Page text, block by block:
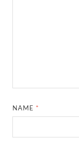
NAME *